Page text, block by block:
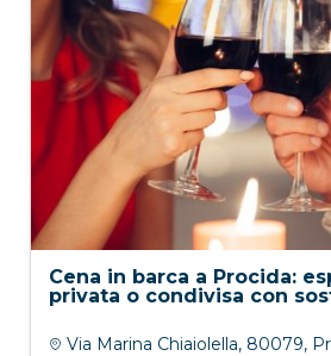
Cena in barca a Procida:
privata o condivisa con
Via Marina Chiaiolella, 80079,